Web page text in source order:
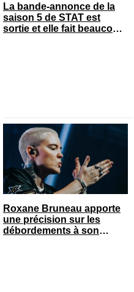
La bande-annonce de la
saison 5 de STAT est
sortie et elle fait beaucoup
Roxane Bruneau apporte
une précision sur les
débordements à son